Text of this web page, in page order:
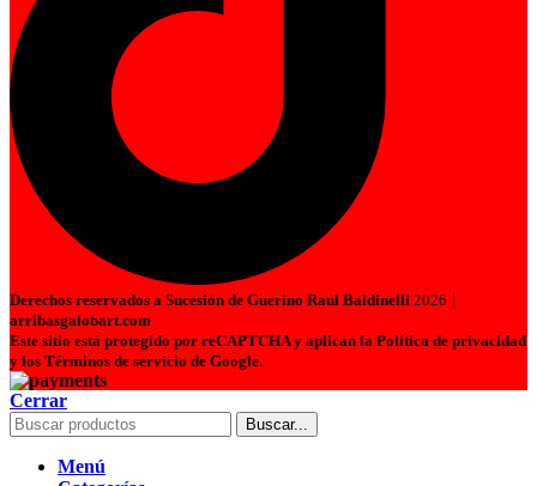
Derechos reservados a Sucesión de Guerino Raul Baldinelli 2026 |
arribasgalobart.com
Este sitio está protegido por reCAPTCHA y aplican la Política de privacidad
y los Términos de servicio de Google.
Cerrar
Buscar...
Menú